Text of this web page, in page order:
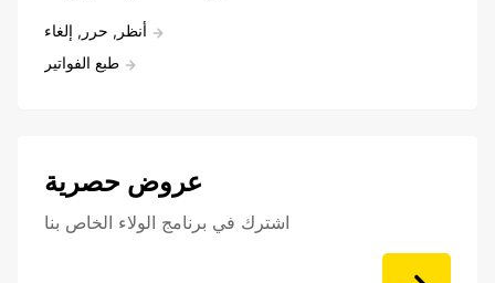
أنظر, حرر, إلغاء
طبع الفواتير
عروض حصرية
اشترك في برنامج الولاء الخاص بنا